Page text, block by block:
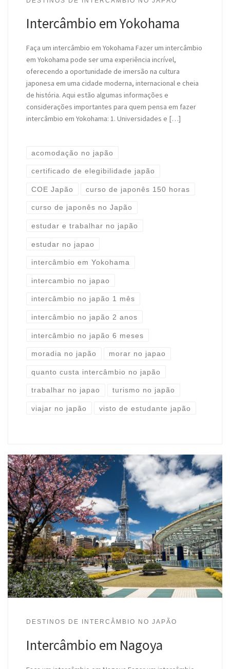
Intercâmbio em Yokohama
Faça um intercâmbio em Yokohama Fazer um intercâmbio
em Yokohama pode ser uma experiência incrível,
oferecendo a oportunidade de imersão na cultura
japonesa em uma cidade moderna, internacional e cheia
de história. Aqui estão algumas informações e
considerações importantes para quem pensa em fazer
intercâmbio em Yokohama: 1. Universidades e […]
acomodação no japão
certificado de elegibilidade japão
COE Japão curso de japonês 150 horas
curso de japonês no Japão
estudar e trabalhar no japão
estudar no japao
intercâmbio em Yokohama
intercambio no japao
intercâmbio no japão 1 mês
intercâmbio no japão 2 anos
intercâmbio no japão 6 meses
moradia no japão morar no japao
quanto custa intercâmbio no japão
trabalhar no japao turismo no japão
viajar no japão visto de estudante japão
DESTINOS DE INTERCÂMBIO NO JAPÃO
Intercâmbio em Nagoya